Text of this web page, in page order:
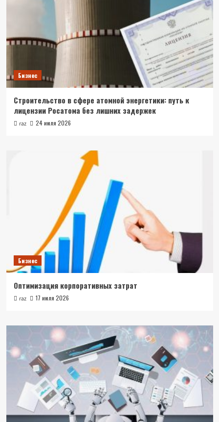
Бизнес
Строительство в сфере атомной энергетики: путь к
лицензии Росатома без лишних задержек
raz 24 июля 2026
Бизнес
Оптимизация корпоративных затрат
raz 17 июля 2026